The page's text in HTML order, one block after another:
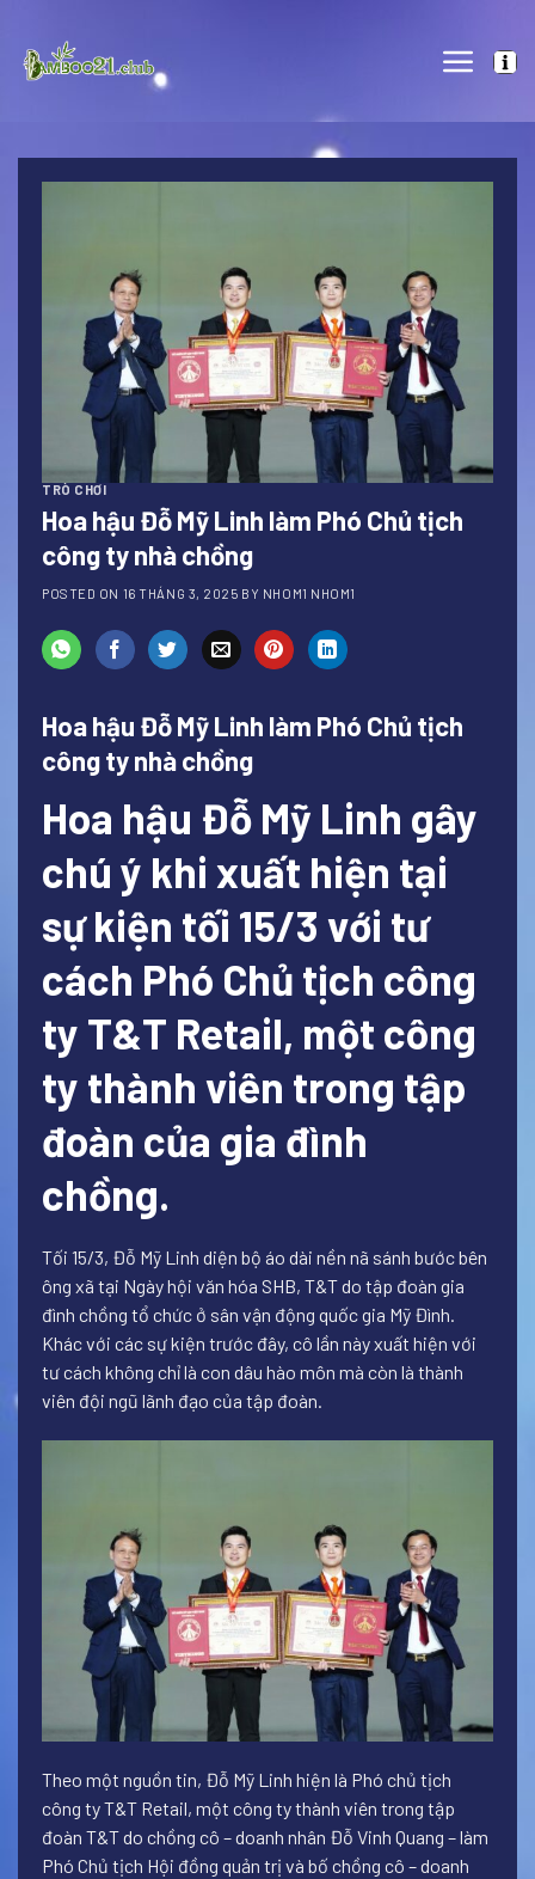
content
TRÒ CHƠI
Hoa hậu Đỗ Mỹ Linh làm Phó Chủ tịch
công ty nhà chồng
POSTED ON 16 THÁNG 3, 2025 BY NHOM1 NHOM1
Hoa hậu Đỗ Mỹ Linh làm Phó Chủ tịch
công ty nhà chồng
Hoa hậu Đỗ Mỹ Linh gây
chú ý khi xuất hiện tại
sự kiện tối 15/3 với tư
cách Phó Chủ tịch công
ty T&T Retail, một công
ty thành viên trong tập
đoàn của gia đình
chồng.
Tối 15/3, Đỗ Mỹ Linh diện bộ áo dài nền nã sánh bước bên
ông xã tại Ngày hội văn hóa SHB, T&T do tập đoàn gia
đình chồng tổ chức ở sân vận động quốc gia Mỹ Đình.
Khác với các sự kiện trước đây, cô lần này xuất hiện với
tư cách không chỉ là con dâu hào môn mà còn là thành
viên đội ngũ lãnh đạo của tập đoàn.
Theo một nguồn tin, Đỗ Mỹ Linh hiện là Phó chủ tịch
công ty T&T Retail, một công ty thành viên trong tập
đoàn T&T do chồng cô – doanh nhân Đỗ Vinh Quang – làm
Phó Chủ tịch Hội đồng quản trị và bố chồng cô – doanh